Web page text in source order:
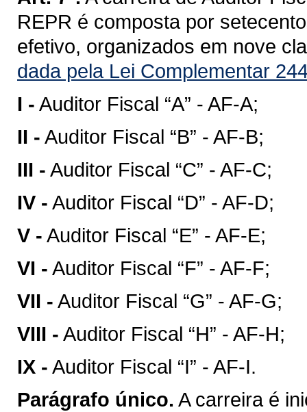
REPR é composta por
efetivo, organizados em nove
dada pela Lei Complementar
I - Auditor Fiscal “A” - AF-A;
II - Auditor Fiscal “B” - AF-B;
III - Auditor Fiscal “C” - AF-C;
IV - Auditor Fiscal “D” - AF-D;
V - Auditor Fiscal “E” - AF-E;
VI - Auditor Fiscal “F” - AF-F;
VII - Auditor Fiscal “G” - AF-G;
VIII - Auditor Fiscal “H” - AF-H;
IX - Auditor Fiscal “I” - AF-I.
Parágrafo único. A carreira é